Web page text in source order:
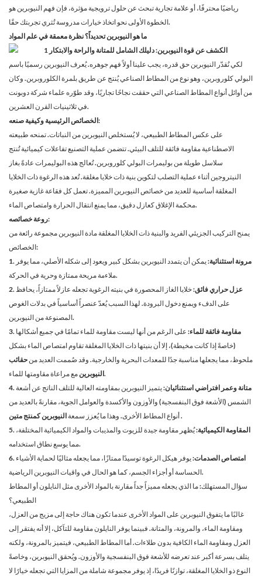
رياضيًا محترفًا، أو علامة تجارية تبحث عن حلول ترويجية مؤثرة، فإن فهم النيوبرين هو
الخطوة الأولى نحو اتخاذ خيارات مدروسة تُثري تجربتك حقًا.
ما هو النيوبرين تحديداً؟ نظرة معمقة في علم المواد
لكي نُقدّر النيوبرين حق قدره، يجب علينا أولاً فهم جوهره. يُعرف النيوبرين رسميًا باسم
البولي كلوروبرين، وهو نوع من المطاط الصناعي يُنتج عن طريق بلمرة الكلوروبرين. وكان
من أوائل أنواع المطاط الصناعي التي حققت نجاحًا تجاريًا، وقد طوّره علماء شركة دوبونت
في ثلاثينيات القرن العشرين.
الخصائص الرئيسية وكيفية صنعه:
على عكس المطاط الطبيعي، لا يُستخلص النيوبرين من النباتات. تمنحه طبيعته
الاصطناعية مقاومة فائقة للتلف البيئي. تتضمن عملية التصنيع تفاعلات كيميائية تُنتج
سلاسل طويلة من بوليمرات البولي كلوروبرين. تُعالج هذه البوليمرات عادةً بغاز
النيتروجين أثناء عملية التصلب لتكوين بنية ذات خلايا مغلقة. تُعد هذه الرغوة ذات الخلايا
المغلقة أساسية للعديد من خصائص النيوبرين المميزة. تعمل كل فقاعة غازية صغيرة
محكمة الإغلاق كعازل دقيق، مما يمنع انتقال الحرارة وامتصاص الماء.
روعة خصائصه:
يمنح التركيب الجزيئي الفريد والبنية ذات الخلايا المغلقة مادة النيوبرين مجموعة رائعة من
الخصائص:
1. مرونة استثنائية:يمكن أن يتمدد النيوبرين بشكل كبير ويعود إلى شكله الأصلي، مما يوفر
ملاءمة مريحة ممتازة وحرية في الحركة.
2. عزل حراري فائق:خلايا الغاز المحصورة في بنيته الرغوية تجعله عازلاً ممتازاً، يحافظ
على الدفء ويمنع دخول البرودة. لهذا السبب يُعدّ عنصراً أساسياً في بدلات الغوص
المصنوعة من النيوبرين.
3. مقاومة فائقة للماء: على الرغم من أنها ليست مقاومة للماء تمامًا في جميع أشكالها
(خاصةً إذا كانت مخيطة)، إلا أن بنيتها ذات الخلايا المغلقة تقاوم امتصاص الماء بشكل
ملحوظ، مما يجعلها مناسبة جدًا للمعدات البحرية والخارجية. وقد صُممت العديد من حقائب
النيوبرينمع مراعاة مقاومتها للماء.
4. متانة وعمر افتراضي استثنائيان:يتميز النيوبرين بمقاومته العالية للتلف الناتج عن أشعة
الشمس (الأشعة فوق البنفسجية) والأوزون والأكسدة والعوامل الجوية، مقارنةً بالعديد من
أنواع المطاط الأخرى. وهذا ما يُعزز سمعة النيوبرين كمنتج متين
.
5. المقاومة الكيميائية:يُظهر مقاومة جيدة للزيوت والمذيبات والمواد الكيميائية المختلفة،
مما يوسع نطاق استخدامه.
6. امتصاص الصدمات:يوفر هيكل الرغوة توسيدًا ممتازًا، مما يجعله مثاليًا لحماية الأشياء
الحساسة أو أجزاء الجسم، كما هو الحال في واقيات النيوبرين الرياضية.
سؤال المستهلك: ما الذي يجعله مميزاً جداً مقارنة بالمواد الأخرى مثل النايلون أو المطاط
الطبيعي؟
غالبًا ما يتفوق النيوبرين على المواد الأخرى عندما تكون هناك حاجة إلى مزيج من العزل،
ومقاومة الماء، والمرونة، والمتانة. فبينما يوفر النايلون مقاومة للتآكل، إلا أنه يفتقر إلى
العزل ومقاومة الماء الكافية بدون طلاءات. أما المطاط الطبيعي، فيتميز بالمرونة، ولكنه
يتلف بسرعة أكبر عند تعرضه للأشعة فوق البنفسجية والأوزون. ويُحقق النيوبرين، وخاصةً
النوع ذو الخلايا المغلقة، توازنًا فريدًا، إذ يوفر مجموعة شاملة من المزايا التي تجعله خيارًا لا